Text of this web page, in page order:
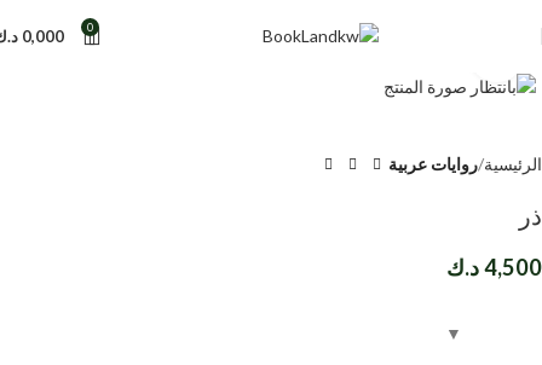
0
0,000
الرئيسية روايات عربية
ذر
4,500د.ك